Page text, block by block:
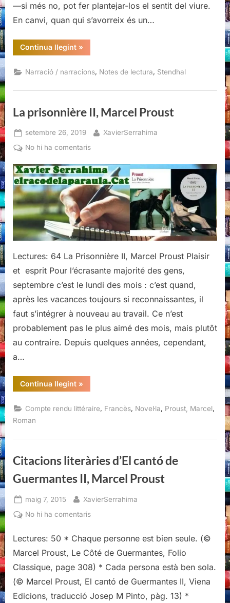
—si més no, pot fer plantejar-los el sentit del viure.
En canvi, quan qui s’avorreix és un…
Continua llegint“Cròniques
italianes,
»
Narració / narracions Notes de lectura Stendhal
La prisonnière II, Marcel Proust
Posted
on
setembre 26, 2019 By
XavierSerrahima
No hi ha comentarisa
prisonnière
II,
Marcel
Proust
Lectures: 64 La Prisonnière II, Marcel Proust Plaisir
et esprit Pour l’écrasante majorité des gens,
septembre c’est le lundi des mois : c’est quand,
après les vacances toujours si reconnaissantes, il
faut s’intégrer à nouveau au travail. Ce n’est
probablement pas le plus aimé des mois, mais plutôt
au contraire. Depuis quelques années, cependant,
a…
Continua llegint“La
prisonnière
Marcel
Proust”
»
Compte rendu littéraire Francès Novel·la Proust, Marcel
Roman
Citacions literàries d’El cantó de
Guermantes II, Marcel Proust
Posted
on
maig 7, 2015 By
XavierSerrahima
No hi ha comentarisa
literàries
d’El
de
Guermantes
II,
Lectures: 50 * Chaque personne est bien seule. (©
Marcel Proust, Le Côté de Guermantes, Folio
Classique, page 308) * Cada persona està ben sola.
(© Marcel Proust, El cantó de Guermantes II, Viena
Edicions, traducció Josep M Pinto, pàg. 13) *